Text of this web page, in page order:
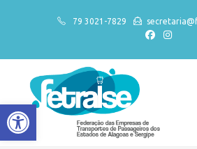
Abrir a barra de
79 3021-7829